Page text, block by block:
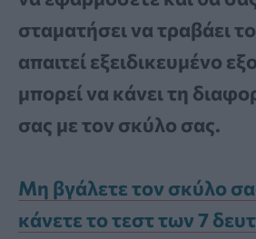
σταματήσει να τραβάει
απαιτεί εξειδικευμένο
μπορεί να κάνει τη
σας με τον σκύλο σας.
Μη βγάλετε τον σκύλο
κάνετε το τεστ των 7